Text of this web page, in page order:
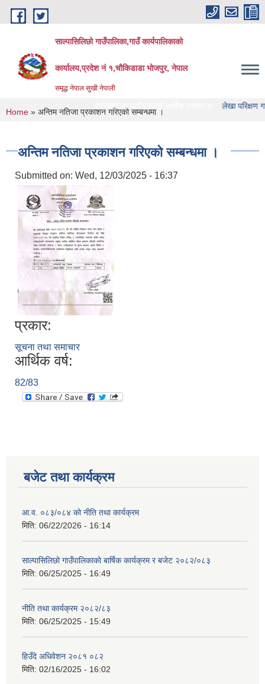
Skip to main content
साल्पासिलिछो गाउँपालिका,गाउँ कार्यपालिकाको
कार्यालय,प्रदेश नं १,चौकिडाडा भोजपुर, नेपाल
समृद्ध नेपाल सुखी नेपाली
गाउँपालिका को वेभसाइट मा यहाँ हरुलाई हार्दिक स्वागत छ लेखा परिक्षण गर्ने संस्था
You are here
Home » अन्तिम नतिजा प्रकाशन गरिएको सम्बन्धमा ।
अन्तिम नतिजा प्रकाशन गरिएको सम्बन्धमा ।
Submitted on: Wed, 12/03/2025 - 16:37
प्रकार:
सूचना तथा समाचार
आर्थिक वर्ष:
82/83
बजेट तथा कार्यक्रम
आ.व. ०८३/०८४ को नीति तथा कार्यक्रम
मिति: 06/22/2026 - 16:14
साल्पासिलिछो गाउँपालिकाको बार्षिक कार्यक्रम र बजेट २०८२/०८३
मिति: 06/25/2025 - 16:49
नीति तथा कार्यक्रम २०८२/८३
मिति: 06/25/2025 - 15:49
हिउँदे अधिवेशन २०८१ ०८२
मिति: 02/16/2025 - 16:02